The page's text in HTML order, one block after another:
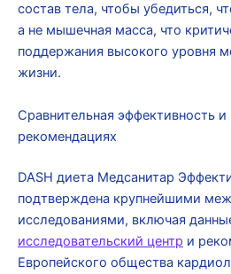
состав тела, чтобы убедиться,
а не мышечная масса, что
поддержания высокого уровня
жизни.
Сравнительная эффективность
рекомендациях
DASH диета Медсанитар
подтверждена крупнейшими
исследованиями, включая
исследовательский центр и
Европейского общества